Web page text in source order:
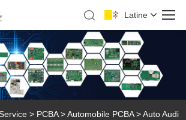
Latine
> PCBA>Automobile PCBA> Auto Audi